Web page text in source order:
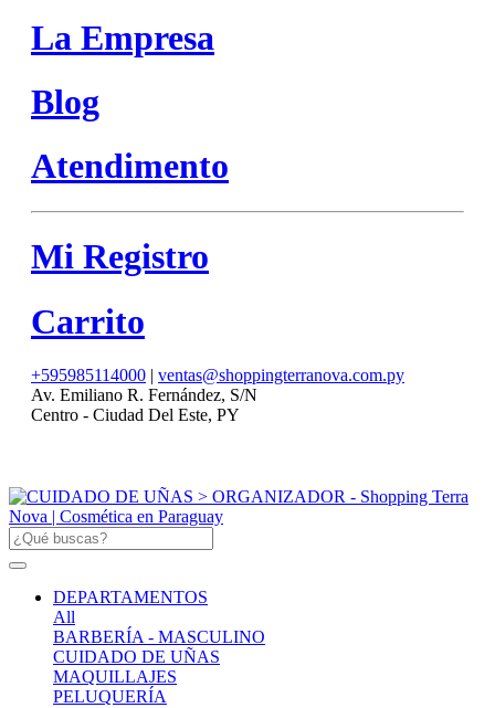
La Empresa
Blog
Atendimento
Mi Registro
Carrito
+595985114000 | ventas@shoppingterranova.com.py
Av. Emiliano R. Fernández, S/N
Centro - Ciudad Del Este, PY
DEPARTAMENTOS
All
BARBERÍA - MASCULINO
CUIDADO DE UÑAS
MAQUILLAJES
PELUQUERÍA